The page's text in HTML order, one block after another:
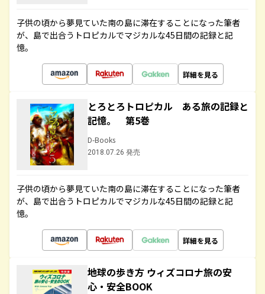
子供の頃から夢見ていた南の島に滞在することになった筆者
が、島で出合うトロピカルでマジカルな45日間の記録と記
憶。
詳細を見る
とろとろトロピカル ある旅の記録と
記憶。 第5巻
D-Books
2018.07.26 発売
子供の頃から夢見ていた南の島に滞在することになった筆者
が、島で出合うトロピカルでマジカルな45日間の記録と記
憶。
詳細を見る
地球の歩き方 ウィズコロナ旅の安
心・安全BOOK